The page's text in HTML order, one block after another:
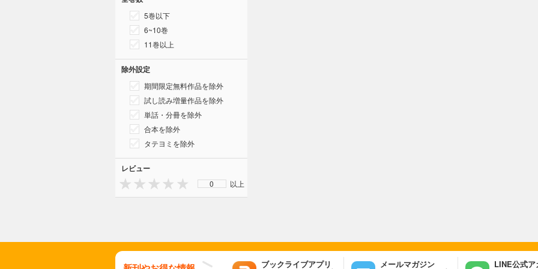
5巻以下
6~10巻
11巻以上
除外設定
期間限定無料作品を除外
試し読み増量作品を除外
単話・分冊を除外
合本を除外
タテヨミを除外
レビュー
0 以上
ブックライブアプリ メールマガジン LINE公式ア